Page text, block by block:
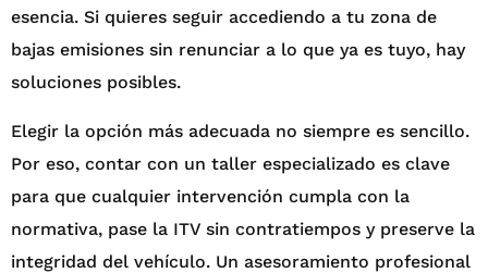
esencia. Si quieres seguir accediendo a tu zona de
bajas emisiones sin renunciar a lo que ya es tuyo, hay
soluciones posibles.
Elegir la opción más adecuada no siempre es sencillo.
Por eso, contar con un taller especializado es clave
para que cualquier intervención cumpla con la
normativa, pase la ITV sin contratiempos y preserve la
integridad del vehículo. Un asesoramiento profesional